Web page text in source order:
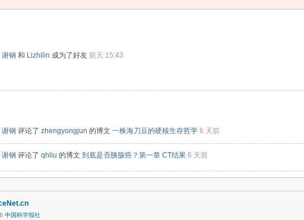
谢钢 和 Lizhilin 成为了好友 前天 15:43
谢钢 评论了 zhengyongjun 的博文 一株海刀豆的硬核生存哲学 6 天前
谢钢 评论了 qhliu 的博文 到底是否胰腺癌？第一章 CT结果 6 天前
中国科学报社